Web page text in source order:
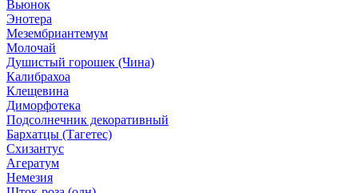
Вьюнок
Энотера
Мезембриантемум
Молочай
Душистый горошек (Чина)
Калибрахоа
Клещевина
Диморфотека
Подсолнечник декоративный
Бархатцы (Тагетес)
Схизантус
Агератум
Немезия